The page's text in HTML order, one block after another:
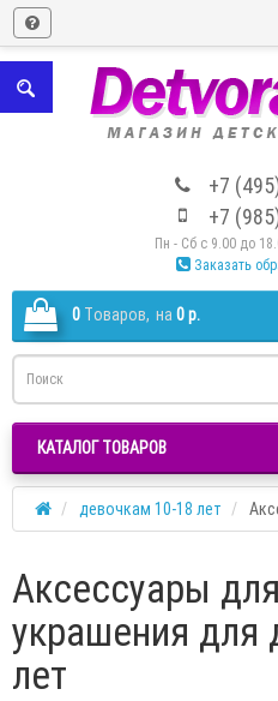
+7
+7
Пн - Сб с 9.00 до
Заказать
0 Tоваров, на 0 р.
КАТАЛОГ ТОВАРОВ
девочкам 10-18 лет
Аксессуары
украшения для
лет